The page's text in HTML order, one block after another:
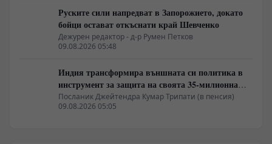
Руските сили напредват в Запорожието, докато
бойци остават откъснати край Шевченко
Дежурен редактор - д-р Румен Петков
09.08.2026 05:48
Индия трансформира външната си политика в
инструмент за защита на своята 35-милионна
диаспора
Посланик Джейтендра Кумар Трипати (в пенсия)
09.08.2026 05:05